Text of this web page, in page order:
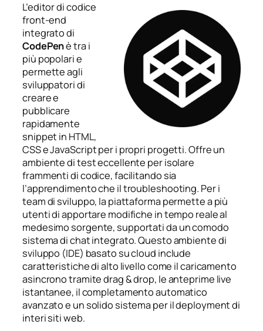
L’editor di codice
front-end
integrato di
CodePenè tra i
più popolari e
permette agli
sviluppatori di
creare e
pubblicare
rapidamente
snippet in HTML,
CSS e JavaScript per i propri progetti. Offre un
ambiente di test eccellente per isolare
frammenti di codice, facilitando sia
l’apprendimento che il troubleshooting. Per i
team di sviluppo, la piattaforma permette a più
utenti di apportare modifiche in tempo reale al
medesimo sorgente, supportati da un comodo
sistema di chat integrato. Questo ambiente di
sviluppo (IDE) basato su cloud include
caratteristiche di alto livello come il caricamento
asincrono tramite drag & drop, le anteprime live
istantanee, il completamento automatico
avanzato e un solido sistema per il deployment di
interi siti web.